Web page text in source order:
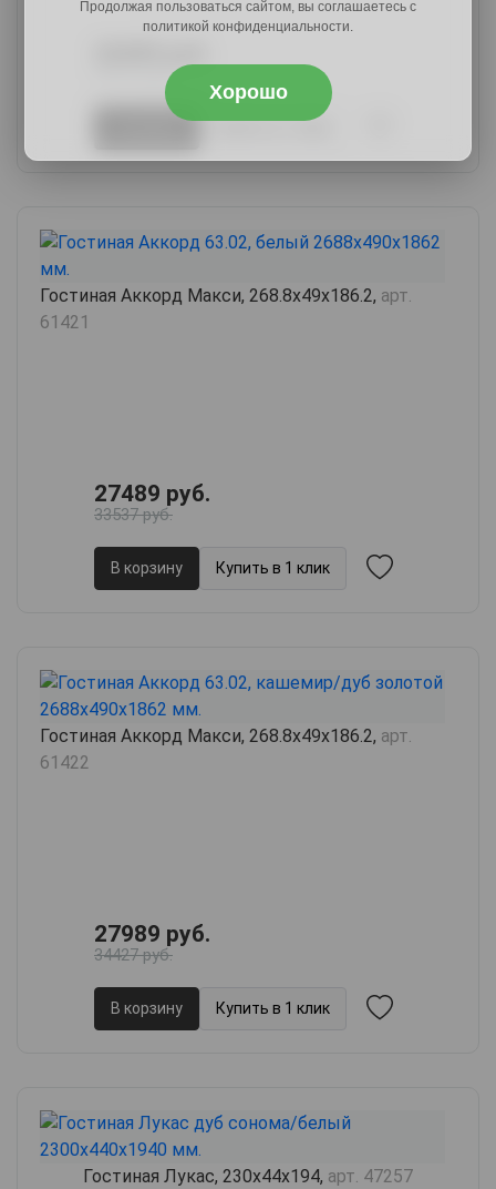
32971 руб.
Гостиная Аккорд Макси, 268.8х49х186.2, арт.
61421
27489 руб.
33537 руб.
В корзину Купить в 1 клик
Гостиная Аккорд Макси, 268.8х49х186.2, арт.
61422
27989 руб.
34427 руб.
В корзину Купить в 1 клик
Гостиная Лукас, 230х44х194, арт. 47257
Продолжая пользоваться сайтом, вы соглашаетесь с
политикой конфиденциальности.
Хорошо